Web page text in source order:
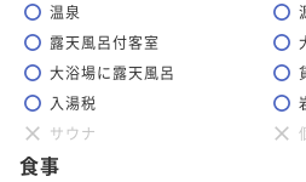
【選べるエステ60分】ボディま
べるエステ／1名様分の施術代
二食付き
IN
ポイン
温泉
露天風呂付客室
大浴場に露天風呂
入湯税
サウナ
食事